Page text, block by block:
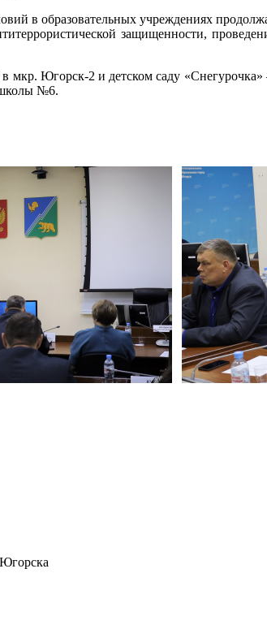
в образовательных учреждениях
защищенности,
Югорск-2 и детском саду
№6.